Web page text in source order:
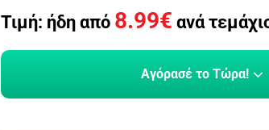
Τιμή: ήδη από 8.99€ ανά
Αγόρασέ το Τώρα!